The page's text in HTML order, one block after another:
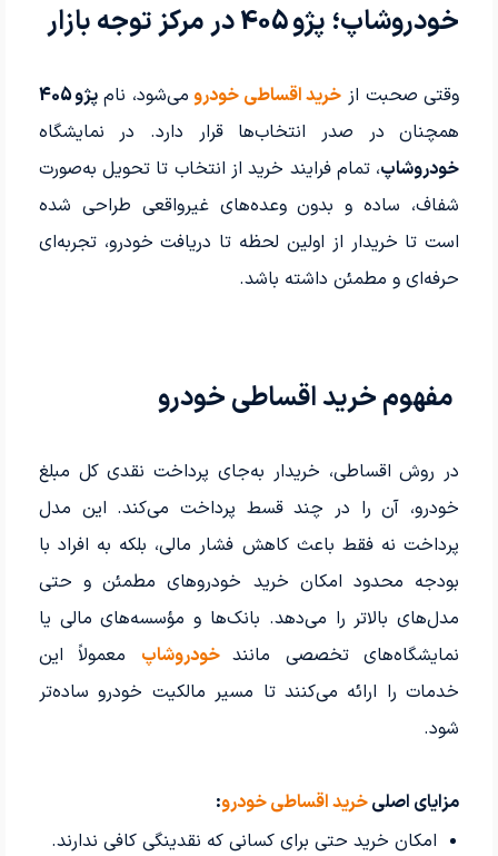
خودروشاپ؛ پژو 405 در مرکز توجه بازار
وقتی صحبت از خرید اقساطی خودرو می‌شود، نامپژو 405
همچنان در صدر انتخاب‌ها قرار دارد. در نمایشگاه
خودروشاپ، تمام فرایند خرید از انتخاب تا تحویل به‌صورت
شفاف، ساده و بدون وعده‌های غیرواقعی طراحی شده
است تا خریدار از اولین لحظه تا دریافت خودرو، تجربه‌ای
حرفه‌ای و مطمئن داشته باشد.
مفهوم خرید اقساطی خودرو
در روش اقساطی، خریدار به‌جای پرداخت نقدی کل مبلغ
خودرو، آن را در چند قسط پرداخت می‌کند. این مدل
پرداخت نه فقط باعث کاهش فشار مالی، بلکه به افراد با
بودجه محدود امکان خرید خودروهای مطمئن و حتی
مدل‌های بالاتر را می‌دهد. بانک‌ها و مؤسسه‌های مالی یا
نمایشگاه‌های تخصصی مانند خودروشاپ معمولاً این
خدمات را ارائه می‌کنند تا مسیر مالکیت خودرو ساده‌تر
شود.
مزایای اصلیخرید اقساطی خودرو:
امکان خرید حتی برای کسانی که نقدینگی کافی ندارند.